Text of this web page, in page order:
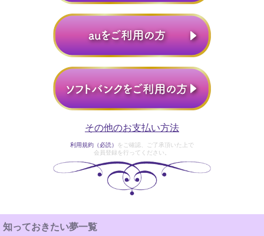
その他のお支払い方法
利用規約（必読）
をご確認、ご了承頂いた上で
会員登録を行ってください。
知っておきたい夢一覧